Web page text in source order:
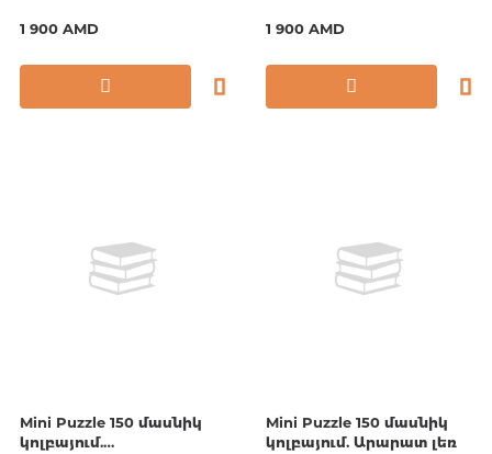
1 900 AMD 1 900 AMD
Mini Puzzle 150 մասնիկ
կոլբայում.
Mini Puzzle 150 մասնիկ
կոլբայում. Արարատ լեռ